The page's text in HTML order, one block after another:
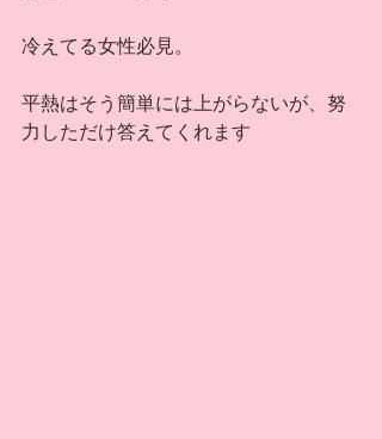
冷えてる女性必見。
平熱はそう簡単には上がらないが、努
力しただけ答えてくれます